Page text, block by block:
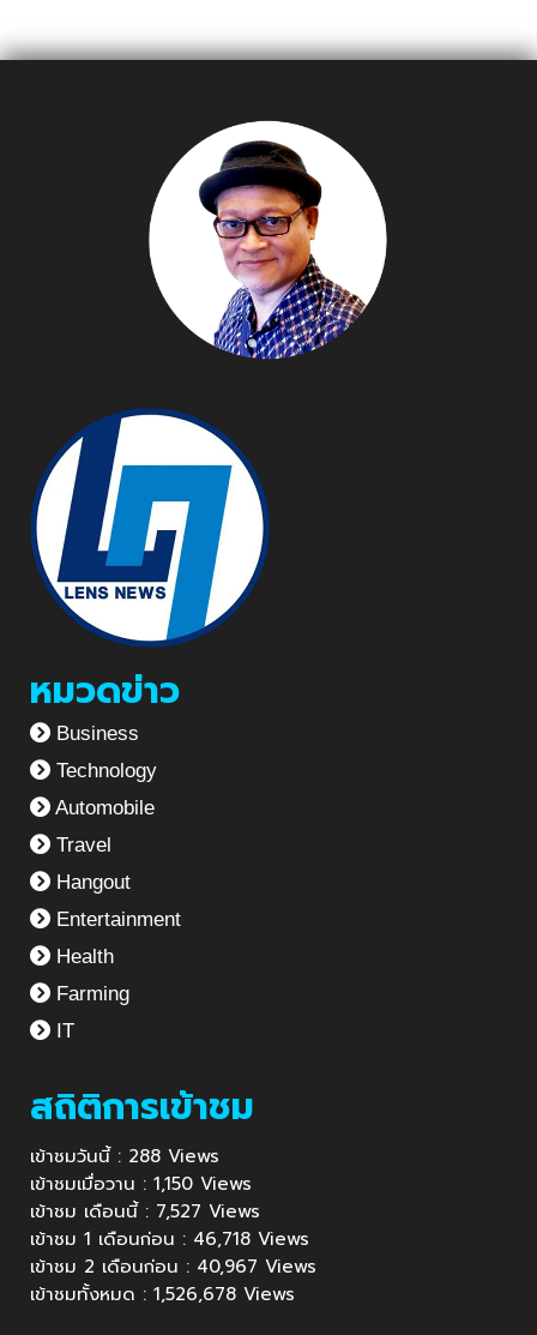
ที่ 25
หมวดข่าว
Business
Technology
Automobile
Travel
Hangout
Entertainment
Health
Farming
IT
สถิติการเข้าชม
เข้าชมวันนี้ : 288 Views
เข้าชมเมื่อวาน : 1,150 Views
เข้าชม เดือนนี้ : 7,527 Views
เข้าชม 1 เดือนก่อน : 46,718 Views
เข้าชม 2 เดือนก่อน : 40,967 Views
เข้าชมทั้งหมด : 1,526,678 Views